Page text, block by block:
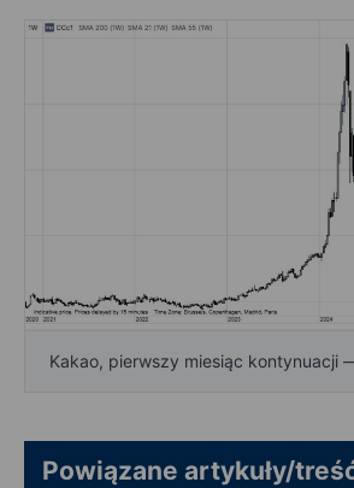
Kakao, pierwszy miesiąc kontynuacji
Powiązane artykuły/